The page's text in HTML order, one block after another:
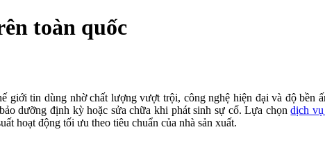
toàn quốc
giới tin dùng nhờ chất lượng vượt trội, công nghệ hiện đại và độ bền
dưỡng định kỳ hoặc sửa chữa khi phát sinh sự cố. Lựa chọndịch
hoạt động tối ưu theo tiêu chuẩn của nhà sản xuất.